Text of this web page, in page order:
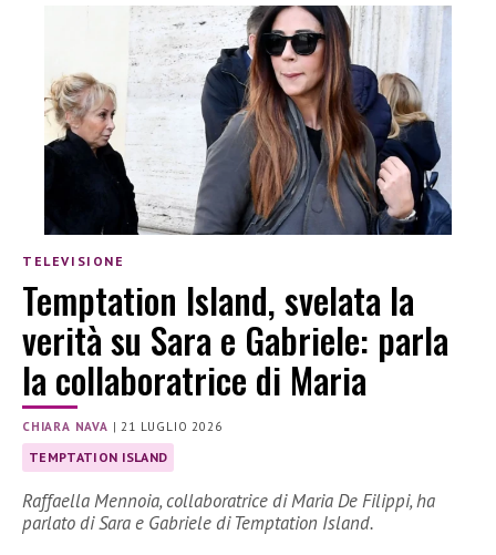
TELEVISIONE
Temptation Island, svelata la
verità su Sara e Gabriele: parla
la collaboratrice di Maria
CHIARA NAVA | 21 LUGLIO 2026
TEMPTATION ISLAND
Raffaella Mennoia, collaboratrice di Maria De Filippi, ha
parlato di Sara e Gabriele di Temptation Island.